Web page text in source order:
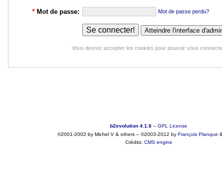
* Mot de passe: Mot de passe perdu?
Vous devrez accepter les cookies pour pouvoir vous
b2evolution 4.1.6 – GPL License
©2001-2002 by Michel V & others– ©2003-2012 by François Planque
Crédits: CMS engine